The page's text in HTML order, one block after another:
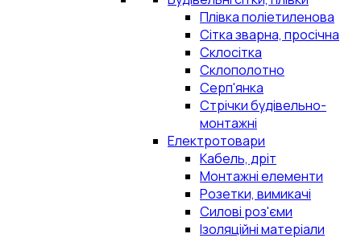
Плівка поліетиленова
Сітка зварна, просічна
Склосітка
Склополотно
Серп'янка
Стрічки будівельно-
монтажні
Електротовари
Кабель, дріт
Монтажні елементи
Розетки, вимикачі
Силові роз'єми
Ізоляційні матеріали